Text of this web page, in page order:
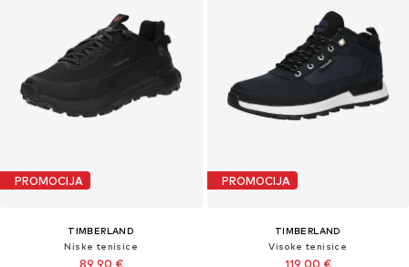
PROMOCIJA
TIMBERLAND
Niske tenisice
89,90 €
PROMOCIJA
TIMBERLAND
Visoke tenisice
119,00 €